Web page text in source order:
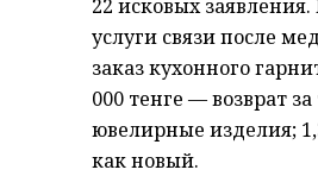
22 исковых
услуги связи после
заказ кухонного
000 тенге — возврат
ювелирные изделия;
как новый.